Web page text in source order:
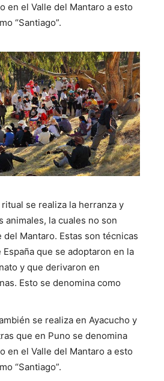
en el Valle del Mantaro a esto
“Santiago”.
se realiza la herranza y
animales, la cuales no son
del Mantaro. Estas son técnicas
que se adoptaron en la
y que derivaron en
Esto se denomina como
se realiza en Ayacucho y
que en Puno se denomina
en el Valle del Mantaro a esto
“Santiago”.